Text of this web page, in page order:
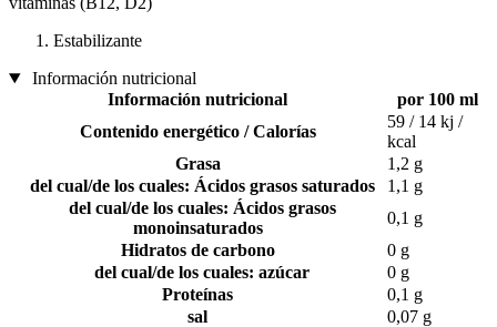
Estabilizante
Información nutricional
Información nutricional
por 100 ml
Contenido energético / Calorías
59 / 14 kj /
kcal
Grasa
1,2 g
del cual/de los cuales: Ácidos grasos saturados
1,1 g
del cual/de los cuales: Ácidos grasos
monoinsaturados
0,1 g
Hidratos de carbono
0 g
del cual/de los cuales: azúcar
0 g
Proteínas
0,1 g
sal
0,07 g